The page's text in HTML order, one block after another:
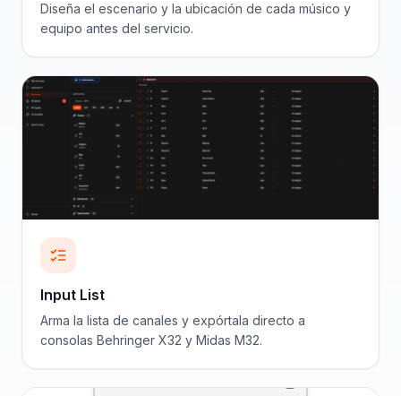
Diseña el escenario y la ubicación de cada músico y
equipo antes del servicio.
Input List
Arma la lista de canales y expórtala directo a
consolas Behringer X32 y Midas M32.